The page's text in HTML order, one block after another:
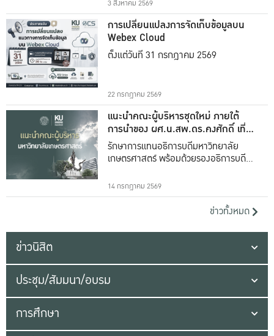
3 สิงหาคม 2569
การเปลี่ยนแปลงการจัดเก็บข้อมูลบน
Webex Cloud
ตั้งแต่วันที่ 31 กรกฎาคม 2569
22 กรกฎาคม 2569
แนะนำคณะผู้บริหารชุดใหม่ ภายใต้
การนำของ ผศ.น.สพ.ดร.คงศักดิ์ เที่ยง
ธรรม
รักษาการแทนอธิการบดีมหาวิทยาลัย
เกษตรศาสตร์ พร้อมด้วยรองอธิการบดีทั้ง
14 กรกฎาคม 2569
ข่าวทั้งหมด
ข่าวนิสิต
ประชุม/สัมมนา/อบรม
การศึกษา